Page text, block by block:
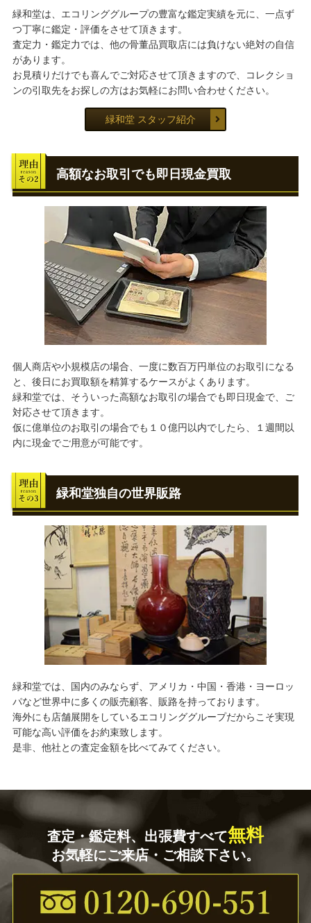
緑和堂は、エコリンググループの豊富な鑑定実績を元に、一点ず
つ丁寧に鑑定・評価をさせて頂きます。
査定力・鑑定力では、他の骨董品買取店には負けない絶対の自信
があります。
お見積りだけでも喜んでご対応させて頂きますので、コレクショ
ンの引取先をお探しの方はお気軽にお問い合わせください。
緑和堂 スタッフ紹介
高額なお取引でも即日現金買取
個人商店や小規模店の場合、一度に数百万円単位のお取引になる
と、後日にお買取額を精算するケースがよくあります。
緑和堂では、そういった高額なお取引の場合でも即日現金で、ご
対応させて頂きます。
仮に億単位のお取引の場合でも１０億円以内でしたら、１週間以
内に現金でご用意が可能です。
緑和堂独自の世界販路
緑和堂では、国内のみならず、アメリカ・中国・香港・ヨーロッ
パなど世界中に多くの販売顧客、販路を持っております。
海外にも店舗展開をしているエコリンググループだからこそ実現
可能な高い評価をお約束致します。
是非、他社との査定金額を比べてみてください。
査定・鑑定料、出張費すべて無料
お気軽にご来店・ご相談下さい。